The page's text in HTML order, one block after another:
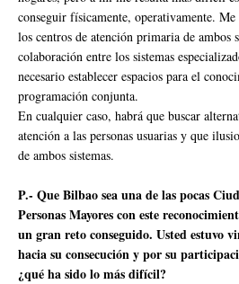
conseguir físicamente, operativamente.
los centros de atención primaria de ambos
colaboración entre los sistemas
necesario establecer espacios para el
programación conjunta.
En cualquier caso, habrá que buscar
atención a las personas usuarias y que
de ambos sistemas.
P.- Que Bilbao sea una de las pocas
Personas Mayores con este
un gran reto conseguido. Usted estuvo
hacia su consecución y por su
¿qué ha sido lo más difícil?